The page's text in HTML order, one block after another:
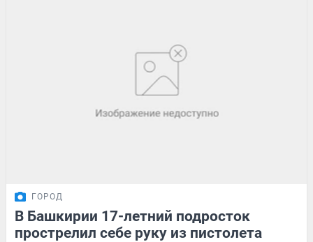
ГОРОД
В Башкирии 17-летний подросток
прострелил себе руку из пистолета